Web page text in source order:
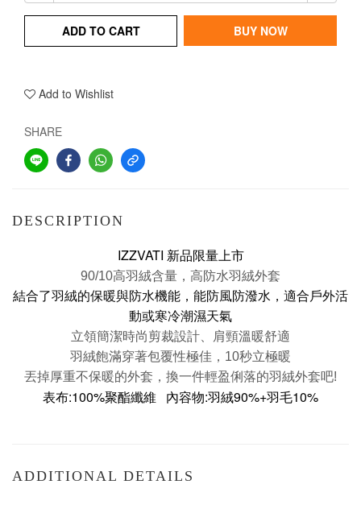
ADD TO CART BUY NOW
Add to Wishlist
SHARE
DESCRIPTION
IZZVATI 新品限量上市
90/10高羽絨含量，高防水羽絨外套
結合了羽絨的保暖與防水機能，能防風防潑水，適合戶外活
動或寒冷潮濕天氣
立領簡潔時尚剪裁設計、肩頸溫暖舒適
羽絨飽滿穿著包覆性極佳，10秒立極暖
丟掉厚重不保暖的外套，換一件輕盈俐落的羽絨外套吧!
表布:100%聚酯纖維 內容物:羽絨90%+羽毛10%
ADDITIONAL DETAILS